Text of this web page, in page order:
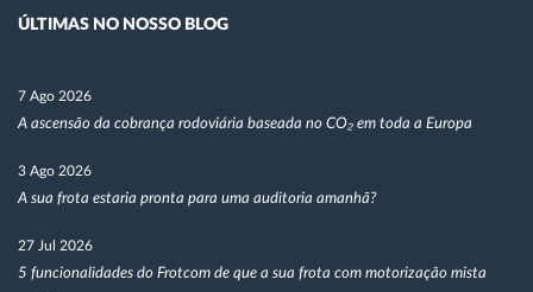
ÚLTIMAS NO NOSSO BLOG
7 Ago 2026
A ascensão da cobrança rodoviária baseada no CO₂ em toda a Europa
3 Ago 2026
A sua frota estaria pronta para uma auditoria amanhã?
27 Jul 2026
5 funcionalidades do Frotcom de que a sua frota com motorização mista